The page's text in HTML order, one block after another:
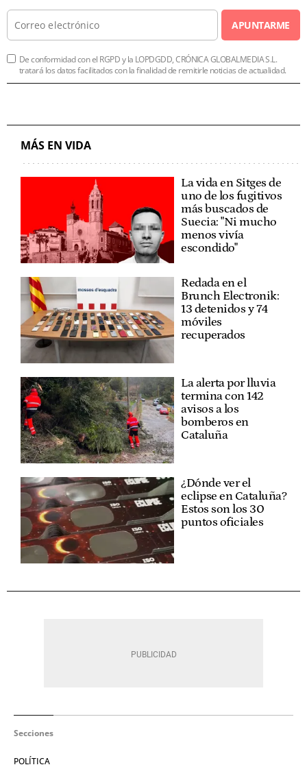
APUNTARME
De conformidad con el RGPD y la LOPDGDD, CRÓNICA GLOBALMEDIA S.L.
tratará los datos facilitados con la finalidad de remitirle noticias de actualidad.
MÁS EN VIDA
La vida en Sitges de
uno de los fugitivos
más buscados de
Suecia: "Ni mucho
menos vivía
escondido"
Redada en el
Brunch Electronik:
13 detenidos y 74
móviles
recuperados
La alerta por lluvia
termina con 142
avisos a los
bomberos en
Cataluña
¿Dónde ver el
eclipse en Cataluña?
Estos son los 30
puntos oficiales
Secciones
POLÍTICA